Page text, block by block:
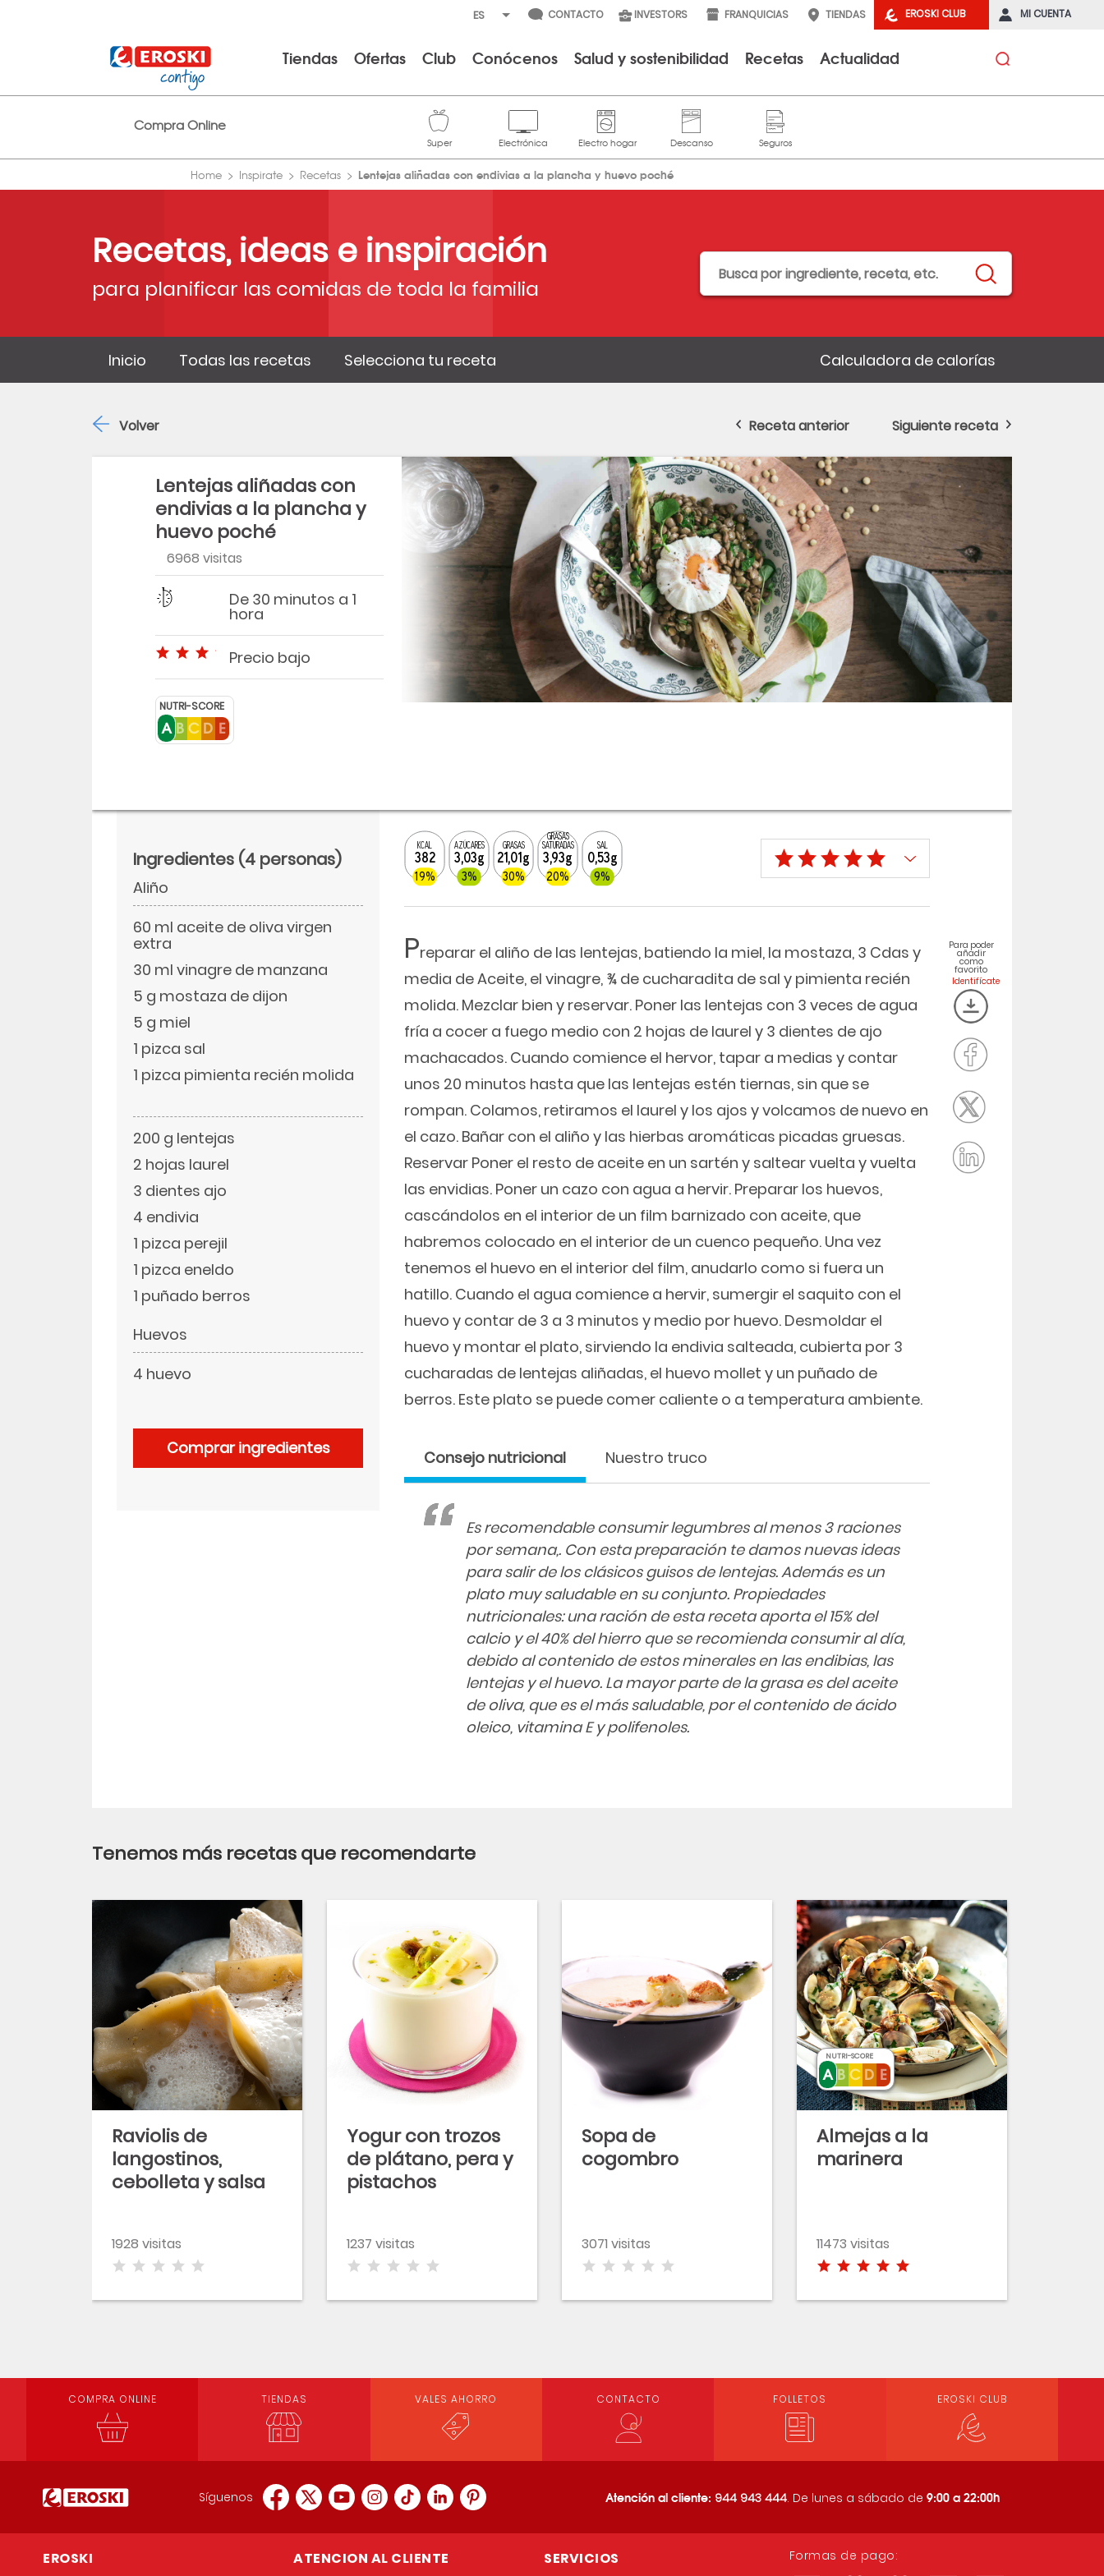
EROSKI CLUB MI CUENTA
CONTACTO INVESTORS FRANQUICIAS TIENDAS
Tiendas Ofertas Club Conócenos Salud y sostenibilidad Recetas Actualidad
Compra Online
Home Inspirate Recetas Lentejas aliñadas con endivias a la plancha y huevo poché
Recetas, ideas e inspiración
para planificar las comidas de toda la familia
Inicio Todas las recetas Selecciona tu receta Calculadora de calorías
Lentejas aliñadas con
endivias a la plancha y
huevo poché
6968 visitas
Dificultad
Tiempo De 30 minutos a 1
hora
Precio bajo Precio bajo
NUTRI-SCORE
KCAL
382
19%
AZÚCARES
3,03g
3%
GRASAS
21,01g
30%
GRASAS
SATURADAS
3,93g
20%
SAL
0,53g
9%
Preparar el aliño de las lentejas, batiendo la miel, la mostaza, 3 Cdas y
media de Aceite, el vinagre, ¾ de cucharadita de sal y pimienta recién
molida. Mezclar bien y reservar. Poner las lentejas con 3 veces de agua
fría a cocer a fuego medio con 2 hojas de laurel y 3 dientes de ajo
machacados. Cuando comience el hervor, tapar a medias y contar
unos 20 minutos hasta que las lentejas estén tiernas, sin que se
rompan. Colamos, retiramos el laurel y los ajos y volcamos de nuevo en
el cazo. Bañar con el aliño y las hierbas aromáticas picadas gruesas.
Reservar Poner el resto de aceite en un sartén y saltear vuelta y vuelta
las envidias. Poner un cazo con agua a hervir. Preparar los huevos,
cascándolos en el interior de un film barnizado con aceite, que
habremos colocado en el interior de un cuenco pequeño. Una vez
tenemos el huevo en el interior del film, anudarlo como si fuera un
hatillo. Cuando el agua comience a hervir, sumergir el saquito con el
huevo y contar de 3 a 3 minutos y medio por huevo. Desmoldar el
huevo y montar el plato, sirviendo la endivia salteada, cubierta por 3
cucharadas de lentejas aliñadas, el huevo mollet y un puñado de
berros. Este plato se puede comer caliente o a temperatura ambiente.
Consejo nutricional Nuestro truco
Es recomendable consumir legumbres al menos 3 raciones
por semana,. Con esta preparación te damos nuevas ideas
para salir de los clásicos guisos de lentejas. Además es un
plato muy saludable en su conjunto. Propiedades
nutricionales: una ración de esta receta aporta el 15% del
calcio y el 40% del hierro que se recomienda consumir al día,
debido al contenido de estos minerales en las endibias, las
lentejas y el huevo. La mayor parte de la grasa es del aceite
de oliva, que es el más saludable, por el contenido de ácido
oleico, vitamina E y polifenoles.
Para poder
añadir
como
favorito
Ingredientes (4 personas)
Aliño
60 ml aceite de oliva virgen
extra
30 ml vinagre de manzana
5 g mostaza de dijon
5 g miel
1 pizca sal
1 pizca pimienta recién molida
200 g lentejas
2 hojas laurel
3 dientes ajo
4 endivia
1 pizca perejil
1 pizca eneldo
1 puñado berros
Huevos
4 huevo
Comprar ingredientes
Volver Receta anterior Siguiente receta
Tenemos más recetas que recomendarte
Raviolis de
langostinos,
cebolleta y salsa
1928 visitas
Yogur con trozos
de plátano, pera y
pistachos
1237 visitas
Sopa de
cogombro
3071 visitas
Almejas a la
marinera
11473 visitas
NUTRI-SCORE
COMPRA ONLINE TIENDAS VALES AHORRO CONTACTO FOLLETOS EROSKI CLUB
Síguenos Atención al cliente: 944 943 444. De lunes a sábado de 9:00 a 22:00h
EROSKI ATENCION AL CLIENTE SERVICIOS Formas de pago: